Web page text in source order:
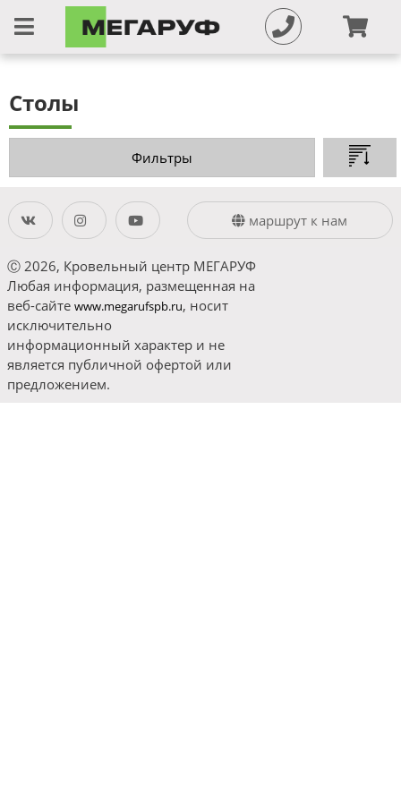
Столы
Фильтры
маршрут к нам
Ⓒ 2026, Кровельный центр МЕГАРУФ
Любая информация, размещенная на
веб-сайте www.megarufspb.ru, носит
исключительно
информационный характер и не
является публичной офертой или
предложением.